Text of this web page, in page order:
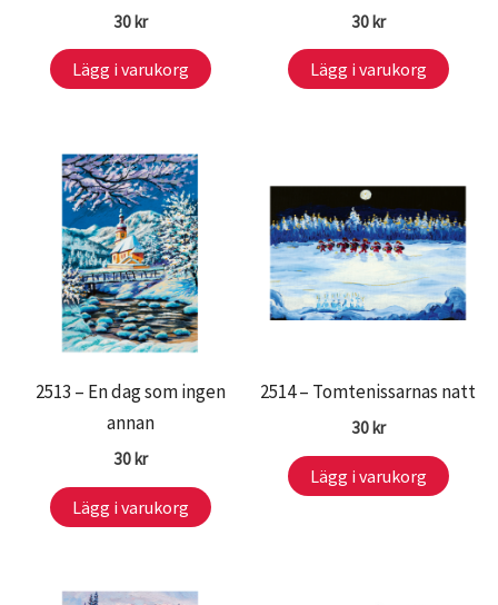
30kr
Lägg i varukorg
30kr
Lägg i varukorg
2513 – En dag som ingen
annan
30kr
Lägg i varukorg
2514 – Tomtenissarnas natt
30kr
Lägg i varukorg